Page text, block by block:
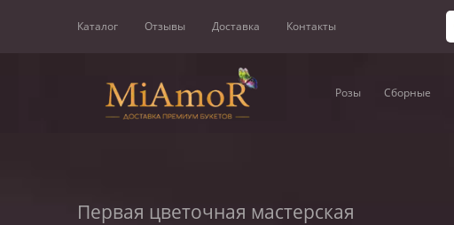
Каталог Отзывы Доставка Контакты
Розы Сборные
Первая цветочная мастерская